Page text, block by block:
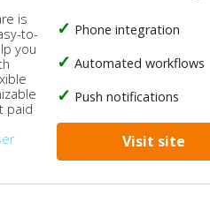
is
to-
you
paid
Phone integration
Automated workflows
Push notifications
Visit site